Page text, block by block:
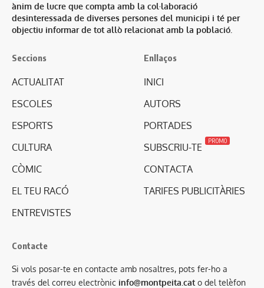
ànim de lucre que compta amb la col·laboració
desinteressada de diverses persones del municipi i té per
objectiu informar de tot allò relacionat amb la població.
Seccions
ACTUALITAT
ESCOLES
ESPORTS
CULTURA
CÒMIC
EL TEU RACÓ
ENTREVISTES
Enllaços
INICI
AUTORS
PORTADES
SUBSCRIU-TE
PROMO
CONTACTA
TARIFES PUBLICITÀRIES
Contacte
Si vols posar-te en contacte amb nosaltres, pots fer-ho a
través del correu electrònic info@montpeita.cat o del telèfon